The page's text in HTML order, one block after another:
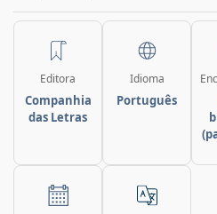
Editora
Companhia
das Letras
Idioma
Português